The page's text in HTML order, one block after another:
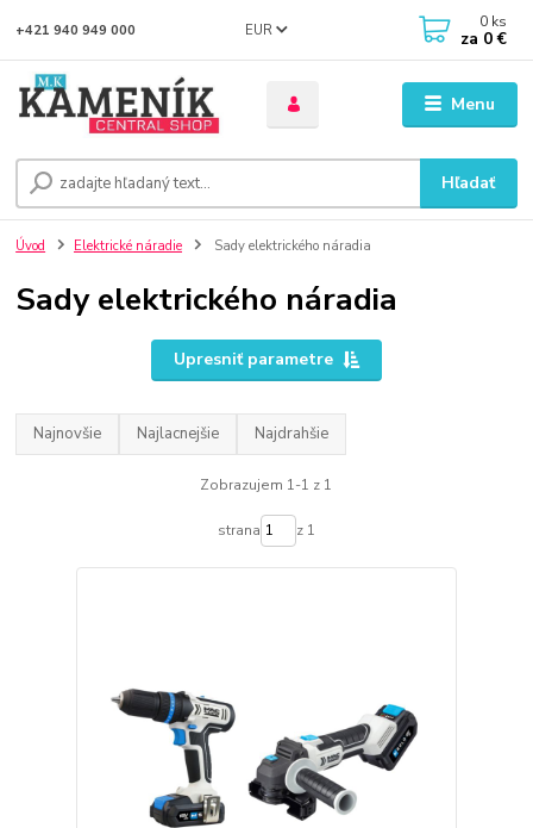
Menu
EUR
Hľadať
+421 940 949 000 0 ks
za 0 €
Úvod Elektrické náradie Sady elektrického náradia
Sady elektrického náradia
Upresniť parametre
Najnovšie Najlacnejšie Najdrahšie
Zobrazujem 1-1 z 1
strana z 1